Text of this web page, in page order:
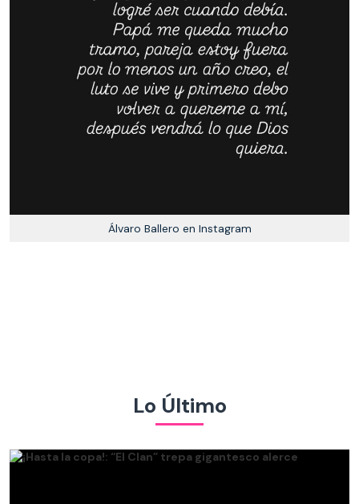
Álvaro Ballero en Instagram
Lo Último